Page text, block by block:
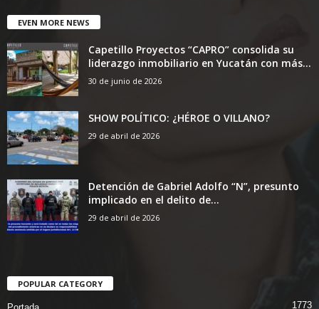
EVEN MORE NEWS
Capetillo Proyectos “CAPRO” consolida su
liderazgo inmobiliario en Yucatán con más...
30 de junio de 2026
SHOW POLÍTICO: ¿HÉROE O VILLANO?
29 de abril de 2026
Detención de Gabriel Adolfo “N”, presunto
implicado en el delito de...
29 de abril de 2026
POPULAR CATEGORY
1773